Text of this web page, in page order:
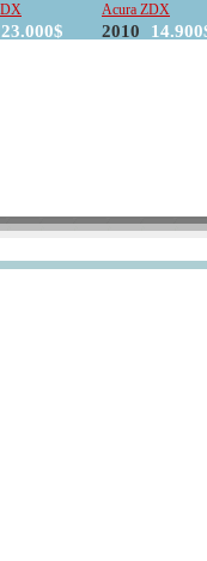
23.000$
Acura ZDX
2010